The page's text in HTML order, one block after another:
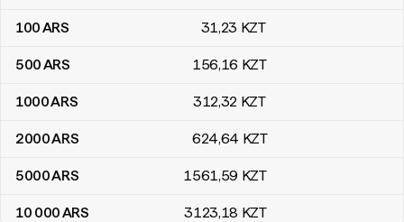
100ARS 31,23 KZT
500ARS 156,16 KZT
1000ARS 312,32 KZT
2000ARS 624,64 KZT
5000ARS 1561,59 KZT
10 000ARS 3123,18 KZT